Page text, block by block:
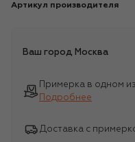
Артикул производителя
Ваш город Москва
Примерка в одном
Подробнее
Доставка с